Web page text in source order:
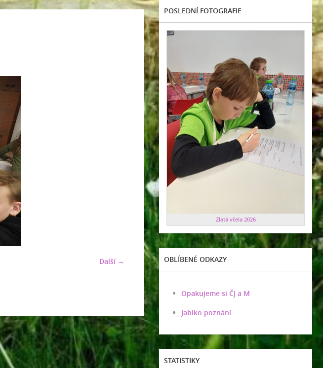
Další →
POSLEDNÍ FOTOGRAFIE
Zlatá včela 2026
OBLÍBENÉ ODKAZY
Opakujeme si ČJ a M
Jablko poznání
STATISTIKY